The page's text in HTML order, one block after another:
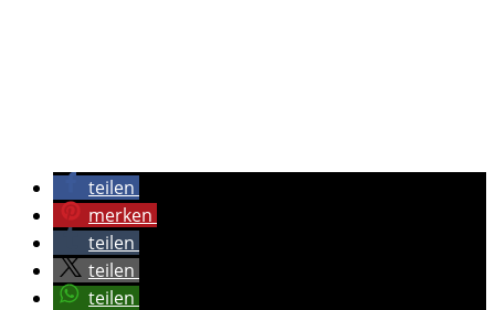
teilen
merken
teilen
teilen
teilen